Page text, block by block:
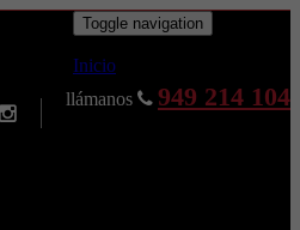
llámanos 949 214 104
Toggle navigation
Inicio